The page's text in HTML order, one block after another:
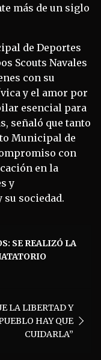
más de un siglo
de Deportes
Scouts Navales
con su
y el amor por
esencial para
señaló que tanto
Municipal de
con
en la
y
sociedad.
SE REALIZÓ LA
LA LIBERTAD Y
HAY QUE
CUIDARLA”